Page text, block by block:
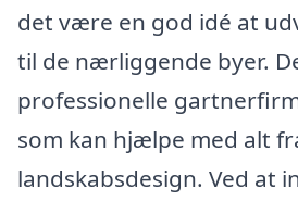
det være en god idé at
til de nærliggende byer.
professionelle
som kan hjælpe med alt
landskabsdesign. Ved at